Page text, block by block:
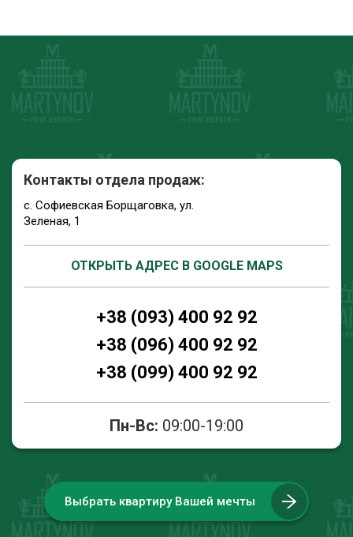
Контакты отдела продаж:
с. Софиевская Борщаговка, ул.
Зеленая, 1
ОТКРЫТЬ АДРЕС В GOOGLE MAPS
+38 (093) 400 92 92
+38 (096) 400 92 92
+38 (099) 400 92 92
Пн-Вс: 09:00-19:00
Выбрать квартиру Вашей мечты